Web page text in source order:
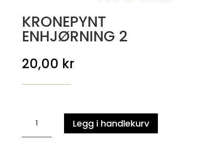
KRONEPYNT
ENHJØRNING 2
20,00 kr
ENHJØRNING
2
Legg i handlekurv